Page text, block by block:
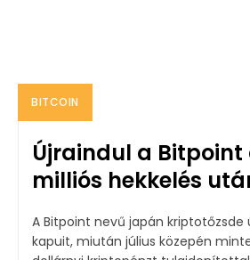
BITCOIN
Újraindul a Bitpoint
milliós hekkelés
A Bitpoint nevű japán kriptotőzsde
kapuit, miután július közepén